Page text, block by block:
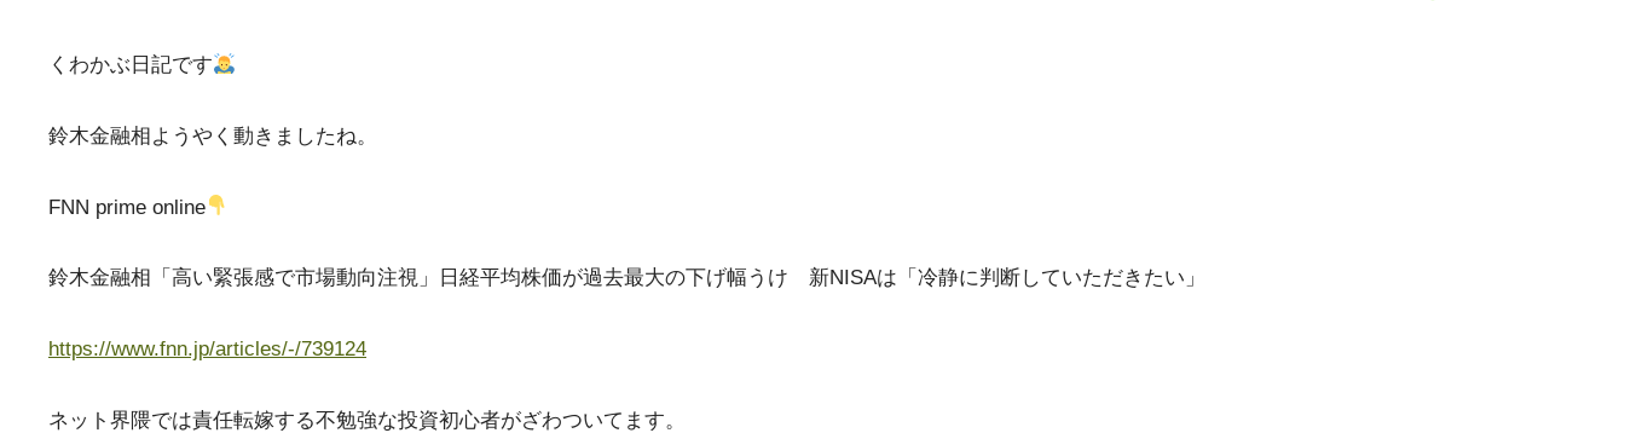
くわかぶ日記です
鈴木金融相ようやく動きましたね。
FNN prime online
鈴木金融相「高い緊張感で市場動向注視」日経平均株価が過去最大の下げ幅うけ 新NISAは「冷静に判断していただきたい」
https://www.fnn.jp/articles/-/739124
ネット界隈では責任転嫁する不勉強な投資初心者がざわついてます。